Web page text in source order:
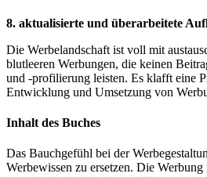
8. aktualisierte und überarbeitete
Die Werbelandschaft ist voll mit
blutleeren Werbungen, die keinen
und -profilierung leisten. Es klafft eine
Entwicklung und Umsetzung von
Inhalt des Buches
Das Bauchgefühl bei der
Werbewissen zu ersetzen. Die